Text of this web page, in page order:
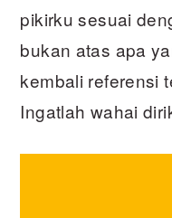
pikirku sesuai
bukan atas apa
kembali referensi
Ingatlah wahai